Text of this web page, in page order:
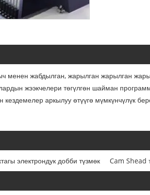
менен жабдылган, жарылган жарылган
жээкчелери төгүлгөн шайман
аркылуу өтүүгө мүмкүнчүлүк
электрондук добби түзмөк Cam Shead